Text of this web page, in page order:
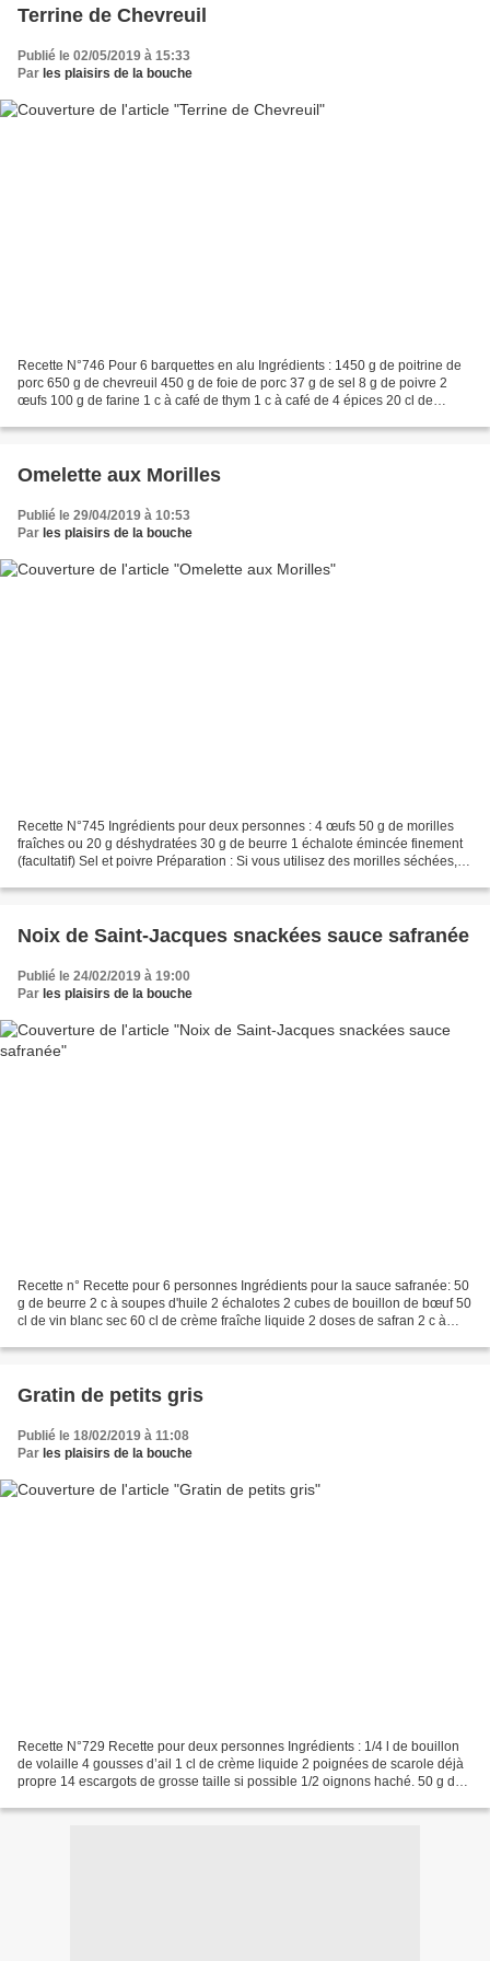
Terrine de Chevreuil
Publié le 02/05/2019 à 15:33
Par les plaisirs de la bouche
Recette N°746 Pour 6 barquettes en alu Ingrédients : 1450 g de poitrine de
porc 650 g de chevreuil 450 g de foie de porc 37 g de sel 8 g de poivre 2
œufs 100 g de farine 1 c à café de thym 1 c à café de 4 épices 20 cl de
Omelette aux Morilles
Publié le 29/04/2019 à 10:53
Par les plaisirs de la bouche
Recette N°745 Ingrédients pour deux personnes : 4 œufs 50 g de morilles
fraîches ou 20 g déshydratées 30 g de beurre 1 échalote émincée finement
(facultatif) Sel et poivre Préparation : Si vous utilisez des morilles séchées,
Noix de Saint-Jacques snackées sauce safranée
Publié le 24/02/2019 à 19:00
Par les plaisirs de la bouche
Recette n° Recette pour 6 personnes Ingrédients pour la sauce safranée: 50
g de beurre 2 c à soupes d'huile 2 échalotes 2 cubes de bouillon de bœuf 50
cl de vin blanc sec 60 cl de crème fraîche liquide 2 doses de safran 2 c à
Gratin de petits gris
Publié le 18/02/2019 à 11:08
Par les plaisirs de la bouche
Recette N°729 Recette pour deux personnes Ingrédients : 1/4 l de bouillon
de volaille 4 gousses d’ail 1 cl de crème liquide 2 poignées de scarole déjà
propre 14 escargots de grosse taille si possible 1/2 oignons haché. 50 g de